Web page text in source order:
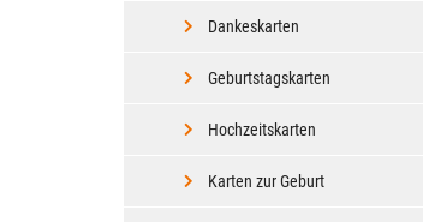
Dankeskarten
Geburtstagskarten
Hochzeitskarten
Karten zur Geburt